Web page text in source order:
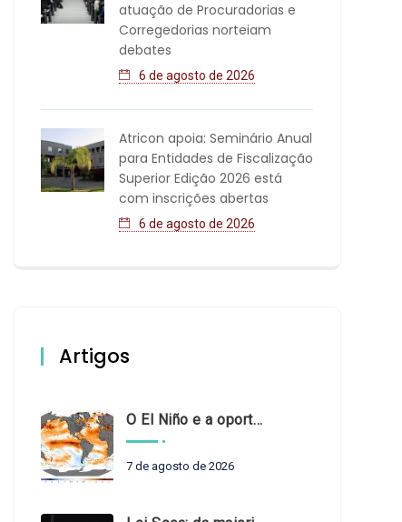
atuação de Procuradorias e
Corregedorias norteiam
debates
6 de agosto de 2026
Atricon apoia: Seminário Anual
para Entidades de Fiscalização
Superior Edição 2026 está
com inscrições abertas
6 de agosto de 2026
Artigos
O El Niño e a oportunidade de fortalecer o controle externo das políticas climáticas
7 de agosto de 2026